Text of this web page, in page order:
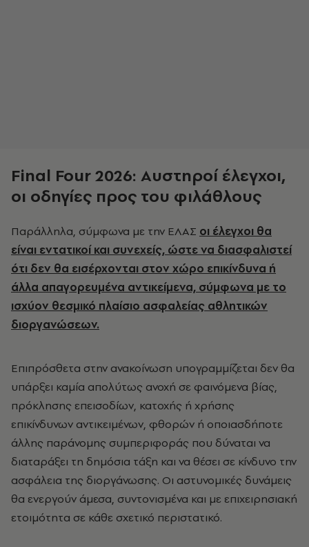
Final Four 2026: Αυστηροί έλεγχοι,
οι οδηγίες προς του φιλάθλους
Παράλληλα, σύμφωνα με την ΕΛΑΣ οι έλεγχοι θα
είναι εντατικοί και συνεχείς, ώστε να διασφαλιστεί
ότι δεν θα εισέρχονται στον χώρο επικίνδυνα ή
άλλα απαγορευμένα αντικείμενα, σύμφωνα με το
ισχύον θεσμικό πλαίσιο ασφαλείας αθλητικών
διοργανώσεων.
Επιπρόσθετα στην ανακοίνωση υπογραμμίζεται δεν θα
υπάρξει καμία απολύτως ανοχή σε φαινόμενα βίας,
πρόκλησης επεισοδίων, κατοχής ή χρήσης
επικίνδυνων αντικειμένων, φθορών ή οποιασδήποτε
άλλης παράνομης συμπεριφοράς που δύναται να
διαταράξει τη δημόσια τάξη και να θέσει σε κίνδυνο την
ασφάλεια της διοργάνωσης. Οι αστυνομικές δυνάμεις
θα ενεργούν άμεσα, συντονισμένα και με επιχειρησιακή
ετοιμότητα σε κάθε σχετικό περιστατικό.